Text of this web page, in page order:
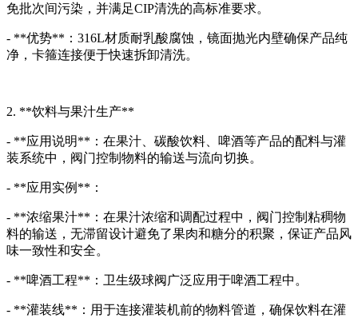
免批次间污染，并满足CIP清洗的高标准要求。
- **优势**：316L材质耐乳酸腐蚀，镜面抛光内壁确保产品纯
净，卡箍连接便于快速拆卸清洗。
2. **饮料与果汁生产**
- **应用说明**：在果汁、碳酸饮料、啤酒等产品的配料与灌
装系统中，阀门控制物料的输送与流向切换。
- **应用实例**：
- **浓缩果汁**：在果汁浓缩和调配过程中，阀门控制粘稠物
料的输送，无滞留设计避免了果肉和糖分的积聚，保证产品风
味一致性和安全。
- **啤酒工程**：卫生级球阀广泛应用于啤酒工程中。
- **灌装线**：用于连接灌装机前的物料管道，确保饮料在灌